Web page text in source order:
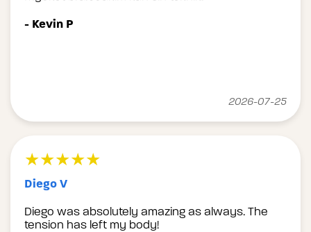
- Kevin P
2026-07-25
★★★★★
Diego V
Diego was absolutely amazing as always. The
tension has left my body!